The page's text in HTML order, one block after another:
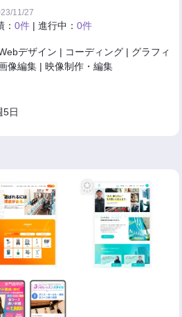
11/27
：0件 | 進行中：0件
デザイン | コーディング | グラフィ
像編集 | 映像制作・編集
5日